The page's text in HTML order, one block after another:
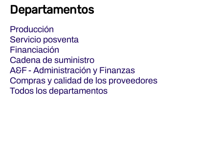
Departamentos
Producción
Servicio posventa
Financiación
Cadena de suministro
A&F - Administración y Finanzas
Compras y calidad de los proveedores
Todos los departamentos